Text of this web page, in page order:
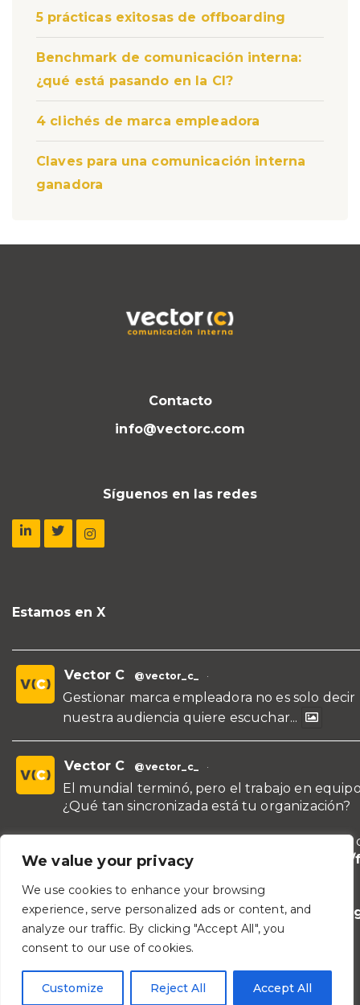
We value your privacy
We use cookies to enhance your browsing
experience, serve personalized ads or content, and
analyze our traffic. By clicking "Accept All", you
consent to our use of cookies.
Customize Reject All Accept All
5 prácticas exitosas de offboarding
Benchmark de comunicación interna:
¿qué está pasando en la CI?
4 clichés de marca empleadora
Claves para una comunicación interna
ganadora
Contacto
info@vectorc.com
Síguenos en las redes
Estamos en X
Vector C @vector_c_ ·
Gestionar marca empleadora no es solo
nuestra audiencia quiere escuchar...
Vector C @vector_c_ ·
El mundial terminó, pero el trabajo en
¿Qué tan sincronizada está tu organización?
¡Conoce nuestras propuestas de formación
para líderes y áreas!
https://
#TeamBuilding #Comunicación
#TrabajoEnEquipo
Vector C @vector_c_